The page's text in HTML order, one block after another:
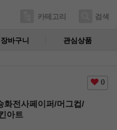
카테고리 검색
장바구니 관심상품
0
화전사페이퍼/머그컵/
아트